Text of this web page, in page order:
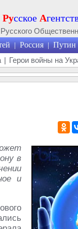
Русское А
| Россия | Путин
| Герои войны на
в
и